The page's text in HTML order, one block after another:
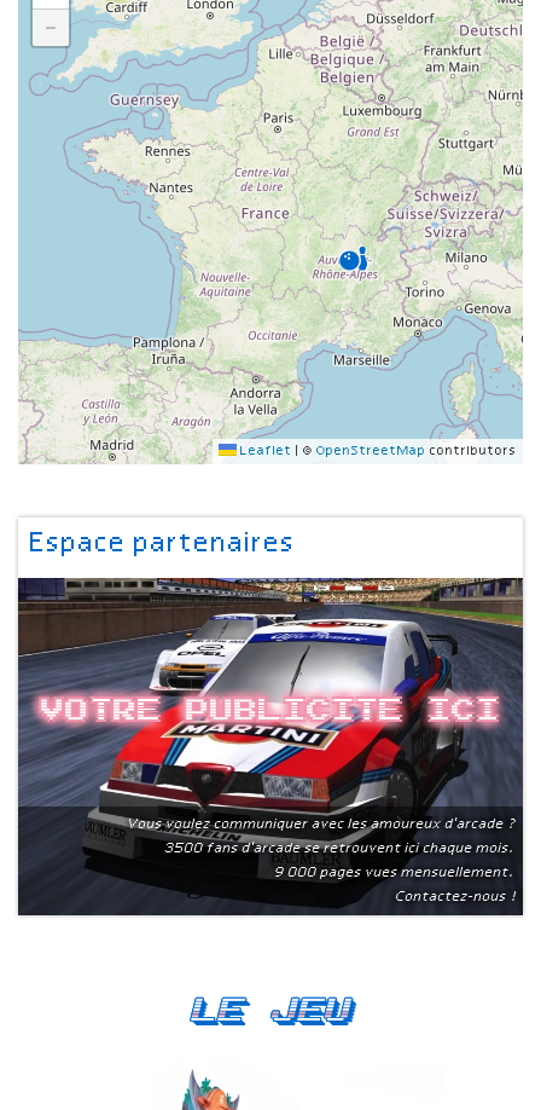
−
Leaflet © OpenStreetMap contributors
Espace partenaires
Votre publicite ici
Vous voulez communiquer avec les amoureux d'arcade ?
3500 fans d'arcade se retrouvent ici chaque mois.
9 000 pages vues mensuellement.
Contactez-nous !
Le Jeu